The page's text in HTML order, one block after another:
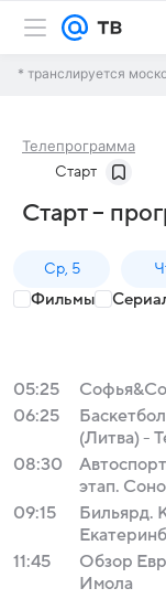
* транслируется
Телепрограмма
Старт
Старт –
Ср, 5
Фильмы
05:25
06:25
(Литва) -
08:30
этап.
09:15
Бильярд.
11:45
Обзор
Имола